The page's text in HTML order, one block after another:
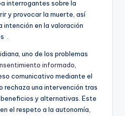
interrogantes sobre la
y provocar la muerte, así
intención en la valoración
uno de los problemas
informado
comunicativo mediante el
rechaza una intervención tras
y alternativas. Este
el respeto a la autonomía,